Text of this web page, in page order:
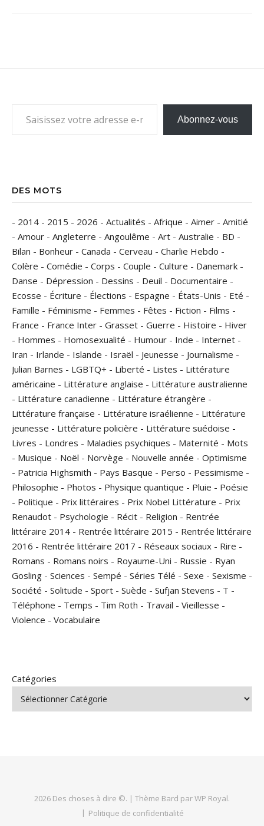
Abonnez-vous
DES MOTS
- 2014 - 2015 - 2026 - Actualités - Afrique - Aimer - Amitié
- Amour - Angleterre - Angoulême - Art - Australie - BD -
Bilan - Bonheur - Canada - Cerveau - Charlie Hebdo -
Colère - Comédie - Corps - Couple - Culture - Danemark -
Danse - Dépression - Dessins - Deuil - Documentaire -
Ecosse - Écriture - Élections - Espagne - États-Unis - Eté -
Famille - Féminisme - Femmes - Fêtes - Fiction - Films -
France - France Inter - Grasset - Guerre - Histoire - Hiver
- Hommes - Homosexualité - Humour - Inde - Internet -
Iran - Irlande - Islande - Israël - Jeunesse - Journalisme -
Julian Barnes - LGBTQ+ - Liberté - Listes - Littérature
américaine - Littérature anglaise - Littérature australienne
- Littérature canadienne - Littérature étrangère -
Littérature française - Littérature israélienne - Littérature
jeunesse - Littérature policière - Littérature suédoise -
Livres - Londres - Maladies psychiques - Maternité - Mots
- Musique - Noël - Norvège - Nouvelle année - Optimisme
- Patricia Highsmith - Pays Basque - Perso - Pessimisme -
Philosophie - Photos - Physique quantique - Pluie - Poésie
- Politique - Prix littéraires - Prix Nobel Littérature - Prix
Renaudot - Psychologie - Récit - Religion - Rentrée
littéraire 2014 - Rentrée littéraire 2015 - Rentrée littéraire
2016 - Rentrée littéraire 2017 - Réseaux sociaux - Rire -
Romans - Romans noirs - Royaume-Uni - Russie - Ryan
Gosling - Sciences - Sempé - Séries Télé - Sexe - Sexisme -
Société - Solitude - Sport - Suède - Sufjan Stevens - T -
Téléphone - Temps - Tim Roth - Travail - Vieillesse -
Violence - Vocabulaire
Catégories
2026 Des choses à dire ©. | Thème Bard parWP Royal.
Politique de confidentialité